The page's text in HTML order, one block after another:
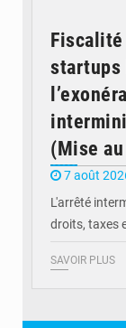
startups
(Mise
7 août
L'arrêté
droits, taxes
SAVOIR PLUS